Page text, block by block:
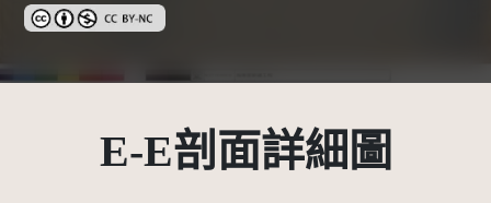
創用CC姓名標示-非商業性 3.0 台灣及其後版本(CC BY-NC 3.0 TW
E-E剖面詳細圖